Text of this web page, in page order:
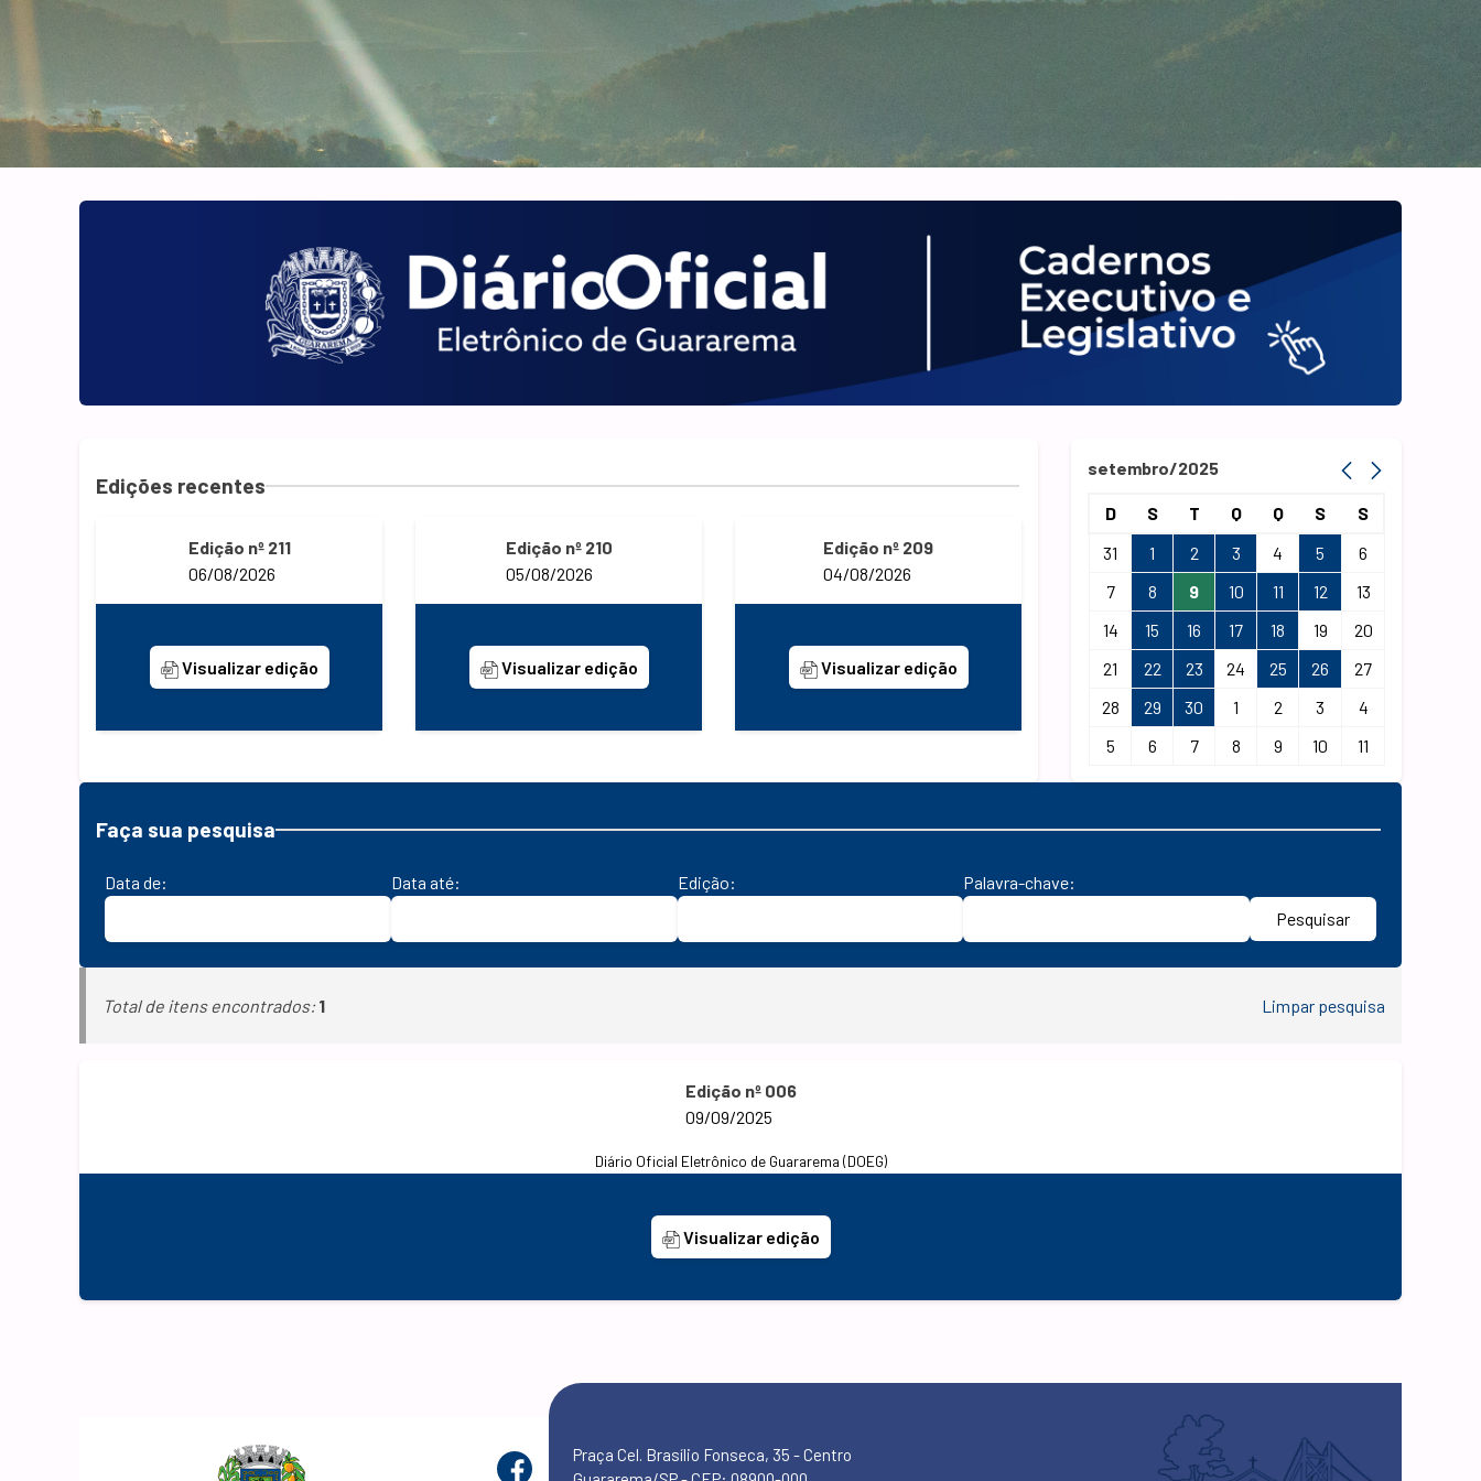
Edições recentes
Edição nº 211
06/08/2026
Visualizar edição
Edição nº 210
05/08/2026
Visualizar edição
Edição nº 209
04/08/2026
Visualizar edição
setembro/2025
D S T Q Q S
S
31
1 2 3 4 5
6
7
8 9 10 11 12
13
14
15 16 17 18 19
20
21
22 23 24 25 26
27
28
29 30 1 2 3
4
5
6 7 8 9 10 11
Faça sua pesquisa
Data de: Data até: Edição:
Palavra-chave:
Pesquisar
Total de itens encontrados: 1 Limpar pesquisa
Edição nº 006
09/09/2025
Diário Oficial Eletrônico de Guararema (DOEG)
Visualizar edição
Praça Cel. Brasílio Fonseca, 35 - Centro